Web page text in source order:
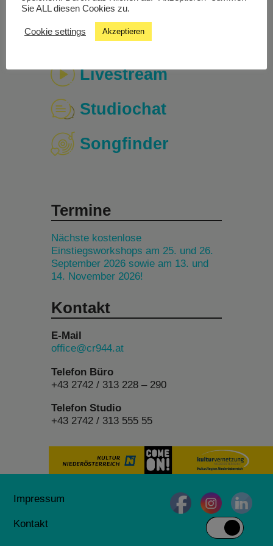
Livestream
Studiochat
Songfinder
Termine
Nächste kostenlose
Einstiegsworkshops am 25. und 26.
September 2026 sowie am 13. und
14. November 2026!
Kontakt
E-Mail
office@cr944.at
Telefon Büro
+43 2742 / 313 228 – 290
Telefon Studio
+43 2742 / 313 555 55
Impressum
Kontakt
Sie ALL diesen Cookies zu.
Cookie settings Akzeptieren